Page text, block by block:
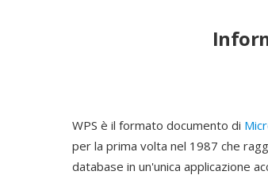
WPS è il formato documento di
per la prima volta nel 1987 che
database in un'unica applicazione